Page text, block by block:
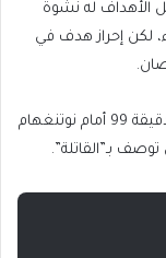
الأهداف له نشوة
لكن إحراز هدف في
هدف داروين نونيز الذي منح الفوز لليفربول في الدقيقة 99 أمام نوتنغهام
بـ”القاتلة”.